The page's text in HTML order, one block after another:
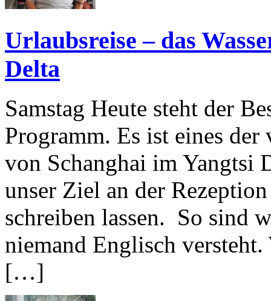
Urlaubsreise – das
Delta
Samstag Heute steht der
Programm. Es ist eines
von Schanghai im Yangtsi
unser Ziel an der
schreiben lassen. So sind
niemand Englisch
[…]